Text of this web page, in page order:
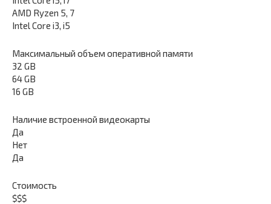
AMD Ryzen 5, 7
Intel Core i3, i5
Максимальный объем оперативной памяти
32 GB
64 GB
16 GB
Наличие встроенной видеокарты
Да
Нет
Да
Стоимость
$$$